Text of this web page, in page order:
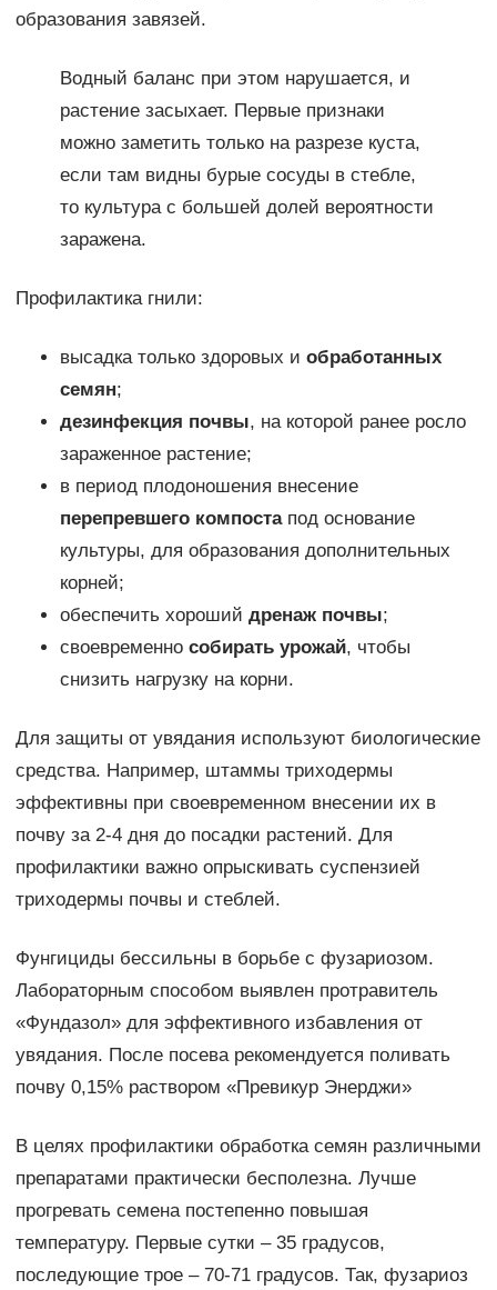
образования завязей.
Водный баланс при этом нарушается, и
растение засыхает. Первые признаки
можно заметить только на разрезе куста,
если там видны бурые сосуды в стебле,
то культура с большей долей вероятности
заражена.
Профилактика гнили:
высадка только здоровых и обработанных
семян;
дезинфекция почвы, на которой ранее росло
зараженное растение;
в период плодоношения внесение
перепревшего компостапод основание
культуры, для образования дополнительных
корней;
обеспечить хороший дренаж почвы;
своевременно собирать урожай, чтобы
снизить нагрузку на корни.
Для защиты от увядания используют биологические
средства. Например, штаммы триходермы
эффективны при своевременном внесении их в
почву за 2-4 дня до посадки растений. Для
профилактики важно опрыскивать суспензией
триходермы почвы и стеблей.
Фунгициды бессильны в борьбе с фузариозом.
Лабораторным способом выявлен протравитель
«Фундазол» для эффективного избавления от
увядания. После посева рекомендуется поливать
почву 0,15% раствором «Превикур Энерджи»
В целях профилактики обработка семян различными
препаратами практически бесполезна. Лучше
прогревать семена постепенно повышая
температуру. Первые сутки – 35 градусов,
последующие трое – 70-71 градусов. Так, фузариоз